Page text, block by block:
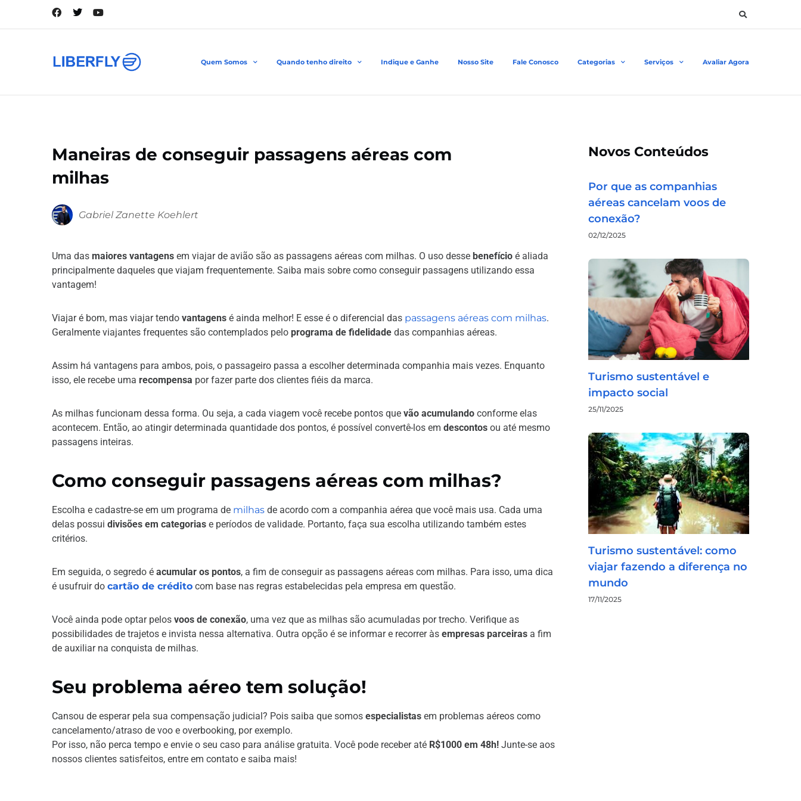
Quem Somos Quando tenho direito Indique e Ganhe Nosso Site Fale Conosco Categorias Serviços Avaliar Agora
Maneiras de conseguir passagens aéreas com
milhas
Gabriel Zanette Koehlert
Uma das maiores vantagens em viajar de avião são as passagens aéreas com milhas. O uso desse benefício é aliada
principalmente daqueles que viajam frequentemente. Saiba mais sobre como conseguir passagens utilizando essa
vantagem!
Viajar é bom, mas viajar tendo vantagens é ainda melhor! E esse é o diferencial das passagens aéreas com milhas.
Geralmente viajantes frequentes são contemplados pelo programa de fidelidade das companhias aéreas.
Assim há vantagens para ambos, pois, o passageiro passa a escolher determinada companhia mais vezes. Enquanto
isso, ele recebe uma recompensa por fazer parte dos clientes fiéis da marca.
As milhas funcionam dessa forma. Ou seja, a cada viagem você recebe pontos que vão acumulando conforme elas
acontecem. Então, ao atingir determinada quantidade dos pontos, é possível convertê-los em descontos ou até mesmo
passagens inteiras.
Como conseguir passagens aéreas com milhas?
Escolha e cadastre-se em um programa de milhas de acordo com a companhia aérea que você mais usa. Cada uma
delas possui divisões em categorias e períodos de validade. Portanto, faça sua escolha utilizando também estes
critérios.
Em seguida, o segredo é acumular os pontos, a fim de conseguir as passagens aéreas com milhas. Para isso, uma dica
é usufruir do cartão de crédito com base nas regras estabelecidas pela empresa em questão.
Você ainda pode optar pelos voos de conexão, uma vez que as milhas são acumuladas por trecho. Verifique as
possibilidades de trajetos e invista nessa alternativa. Outra opção é se informar e recorrer às empresas parceiras a fim
de auxiliar na conquista de milhas.
Seu problema aéreo tem solução!
Cansou de esperar pela sua compensação judicial? Pois saiba que somos especialistas em problemas aéreos como
cancelamento/atraso de voo e overbooking, por exemplo.
Por isso, não perca tempo e envie o seu caso para análise gratuita. Você pode receber até R$1000 em 48h! Junte-se aos
nossos clientes satisfeitos, entre em contato e saiba mais!
Novos Conteúdos
Por que as companhias
aéreas cancelam voos de
conexão?
02/12/2025
Turismo sustentável e
impacto social
25/11/2025
Turismo sustentável: como
viajar fazendo a diferença no
mundo
17/11/2025